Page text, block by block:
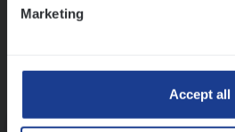
Marketing
Accept all
Kennismaking